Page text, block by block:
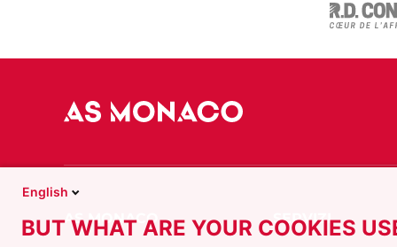
English
BUT WHAT ARE YOUR COOKIES